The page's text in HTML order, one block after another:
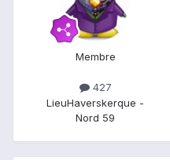
Membre
427
LieuHaverskerque -
Nord 59